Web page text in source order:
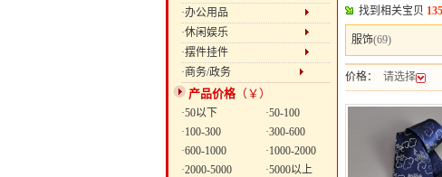
·办公用品
·休闲娱乐
·摆件挂件
·商务/政务
产品价格（￥）
·50以下
·50-100
·100-300
·300-600
·600-1000
·1000-2000
·2000-5000
·5000以上
找到相关宝贝 135
服饰(69)
价格： 请选择